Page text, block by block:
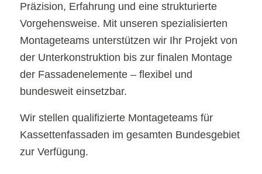
Präzision, Erfahrung und eine strukturierte
Vorgehensweise. Mit unseren spezialisierten
Montageteams unterstützen wir Ihr Projekt von
der Unterkonstruktion bis zur finalen Montage
der Fassadenelemente – flexibel und
bundesweit einsetzbar.
Wir stellen qualifizierte Montageteams für
Kassettenfassaden im gesamten Bundesgebiet
zur Verfügung.